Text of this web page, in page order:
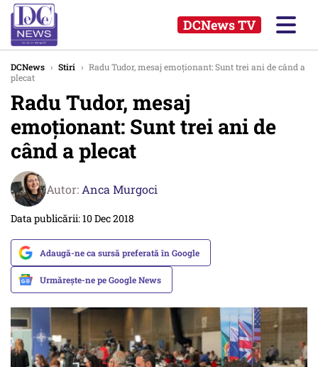
DCNews TV
DCNews › Stiri › Radu Tudor, mesaj emoționant: Sunt trei ani de când a
plecat
Radu Tudor, mesaj
emoționant: Sunt trei ani de
când a plecat
Autor: Anca Murgoci
Data publicării: 10 Dec 2018
Adaugă-ne ca sursă preferată în Google
Urmărește-ne pe Google News